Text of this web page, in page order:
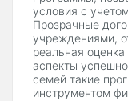
условия с
Прозрачные
учреждениями,
реальная
аспекты
семей такие
инструментом